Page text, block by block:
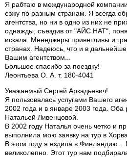
Я рабтаю в международной
езжу по разным странам. Я всегда
агентства, но ни в одно из них не
однажды, съездив от "АЙС НАТ",
искала. Менеджеры приветливы и
странах. Надеюсь, что и в
Вашим агентством...
Большое спасибо за поездку!
Леонтьева О. А. т. 180-4041
Уважаемый Сергей Аркадьевич!
Я пользовалась услугами Вашего
2002 года и в январе 2003 года. Оба
Натальей Ливенцовой.
В 2002 году Наталья очень четко и
выполнила мою заявку на тур в
В этом году я ездила в Финляндию...
великолепно. Этот тур нам